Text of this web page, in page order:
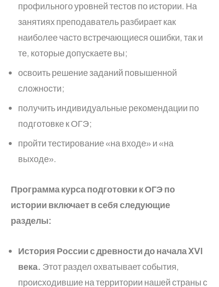
профильного уровней тестов по истории. На
занятиях преподаватель разбирает как
наиболее часто встречающиеся ошибки, так и
те, которые допускаете вы;
освоить решение заданий повышенной
сложности;
получить индивидуальные рекомендации по
подготовке к ОГЭ;
пройти тестирование «на входе» и «на
выходе».
Программа курса подготовки к ОГЭ по
истории включает в себя следующие
разделы:
История России с древности до начала XVI
века. Этот раздел охватывает события,
происходившие на территории нашей страны с